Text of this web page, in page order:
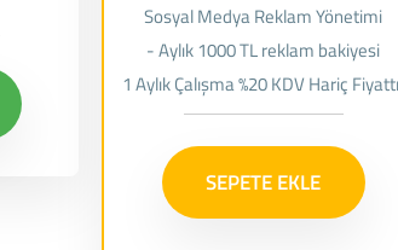
Sosyal Medya Reklam Yönetimi
- Aylık 1000 TL reklam bakiyesi
1 Aylık Çalışma %20 KDV Hariç
SEPETE EKLE